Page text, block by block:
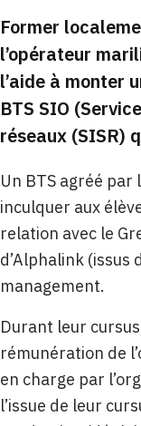
Former
l’opérateur
l’aide à monter
BTS SIO
réseaux (SISR)
Un BTS agréé
inculquer aux
relation avec le
d’Alphalink
management.
Durant leur
rémunération de
en charge par
l’issue de leur